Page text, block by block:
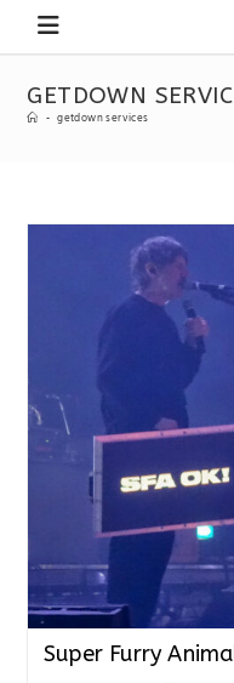
GETDOWN
- getdown services
Super Furry